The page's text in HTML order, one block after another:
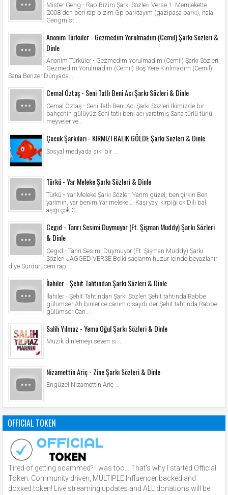
Mister Geng - Rap Bizim Şarkı Sözleri Verse 1: Memlekette
2008'den beri rap bizim Gp parktayım (gazipaşa parkı), hala
Gangmist'...
Anonim Türküler - Gezmedim Yorulmadım (Cemil) Şarkı Sözleri &
Dinle
Anonim Türküler - Gezmedim Yorulmadım (Cemil) Şarkı Sözleri
Gezmedim Yorulmadım (Cemil) Boş Yere Kırılmadım (Cemil)
Sana Benzer Dünyada...
Cemal Öztaş - Seni Tatlı Beni Acı Şarkı Sözleri & Dinle
Cemal Öztaş - Seni Tatlı Beni Acı Şarkı Sözleri İkimizde bir
bahçenin gülüyüz Seni tatlı beni acı yaratmış Sana türlü türlü
meyveler ve...
Çocuk Şarkıları - KIRMIZI BALIK GÖLDE Şarkı Sözleri & Dinle
Sosyal medyada sıkı bir ...
Türkü - Yar Meleke Şarkı Sözleri & Dinle
Türkü - Yar Meleke Şarkı Sözleri Yarim güzel, ben çirkin Ben
yarimin, yar benim Yar meleke … Kaşı yay, kirpiği ok Dili bal,
aşığı çok G...
Cegıd - Tanrı Sesimi Duymuyor (Ft. Şişman Muddy) Şarkı Sözleri
& Dinle
Cegıd - Tanrı Sesimi Duymuyor (Ft. Şişman Muddy) Şarkı
Sözleri JAGGED VERSE Belki saçlarım huzur içinde beyazlanır
diye Sürdürücem rap ...
İlahiler - Şehit Tahtından Şarkı Sözleri & Dinle
İlahiler - Şehit Tahtından Şarkı Sözleri Şehit tahtında Rabbe
gülümser Ah binler ce canım olsaydı der Şehit tahtında Rabbe
gülümser Can...
Salih Yılmaz - Yema Oğul Şarkı Sözleri & Dinle
Müzik dinlemeyi seven si...
Nizamettin Ariç - Zine Şarkı Sözleri & Dinle
Engüzel Nizamettin Ariç ...
OFFICIAL TOKEN
Tired of getting scammed? I was too… That’s why I started Official
Token. Community driven, MULTIPLE Influencer backed and
doxxed token! Live streaming updates and ALL donations will be